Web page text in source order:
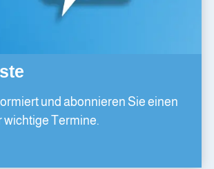
und abonnieren Sie einen
wichtige Termine.